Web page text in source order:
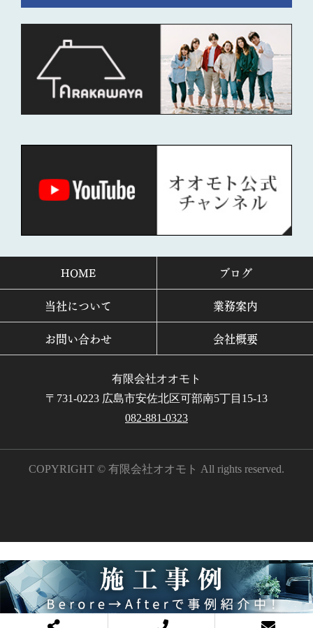
HOME
ブログ
当社について
業務案内
お問い合わせ
会社概要
有限会社オオモト
〒731-0223 広島市安佐北区可部南5丁目15-13
082-881-0323
COPYRIGHT © 有限会社オオモト All rights reserved.